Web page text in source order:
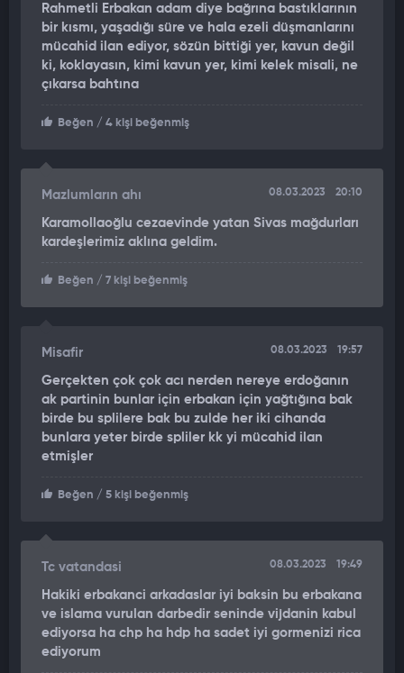
kapatıp, 5 kez siyasi yasak uygulatan zihniyetin siyasi
uzantısı olarak öne çıkan Cumhuriyet Halk Partisi ve Kemal
Kılıçdaroğlu, Erbakan’a 2 yıl 4 ay hapis cezası verilen “Kayıp
Trilyon” davasında aktif rol üstlendi.
Erbakan hocaya “yolsuzluk” gibi ağır ithamla suç yüklenen
Erbakan Hoca’nın cezaevine girmesinin önüne geçilerek,
evindeyken ceza süresini tamamlamasını öngören kanuna
CHP karşı çıktı.
“Kişiye özel kanun olmaz” argümanıyla itiraz edilen kanunun
SP’NİN DEVİRMEYE ÇALIŞTIĞI AK PARTİ, ERBAKAN
CEZAEVİNE GİRMESİN DİYE DİRENDİ
CHP’nin itirazları sonrası dönemin Cumhurbaşkanı Ahmet
Necdet Sezer tarafından veto edildi. Kanun değişikliğini
çoğunluğuna sahip AK Parti iktidarı geri adım atmadı. Genel
Kurul’da kanun aynen kabul edildi. Bu defa Anayasa gereği
Ceza ve Güvenlik Tedbirlerinin İnfazı Hakkında Kanunda
Değişiklik Yapılmasına Dair Kanun, 6 Nisan 2006 tarihinde
resmen yürürlüğe girdi.
Rahmetli Erbakan adam diye bağrına bastıklarının
bir kısmı, yaşadığı süre ve hala ezeli düşmanlarını
mücahid ilan ediyor, sözün bittiği yer, kavun değil
ki, koklayasın, kimi kavun yer, kimi kelek misali, ne
çıkarsa bahtına
Beğen / 4 kişi beğenmiş
Mazlumların ahı 08.03.2023 20:10
Karamollaoğlu cezaevinde yatan Sivas mağdurları
kardeşlerimiz aklına geldim.
Beğen / 7 kişi beğenmiş
Misafir 08.03.2023 19:57
Gerçekten çok çok acı nerden nereye erdoğanın
ak partinin bunlar için erbakan için yağtığına bak
birde bu splilere bak bu zulde her iki cihanda
bunlara yeter birde spliler kk yi mücahid ilan
etmişler
Beğen / 5 kişi beğenmiş
Tc vatandasi 08.03.2023 19:49
Hakiki erbakanci arkadaslar iyi baksin bu erbakana
ve islama vurulan darbedir seninde vijdanin kabul
ediyorsa ha chp ha hdp ha sadet iyi gormenizi rica
ediyorum